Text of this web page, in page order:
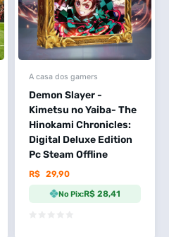
A casa dos gamers
Demon Slayer -
Kimetsu no Yaiba- The
Hinokami Chronicles:
Digital Deluxe Edition
Pc Steam Offline
R$ 29,90
No Pix:R$ 28,41